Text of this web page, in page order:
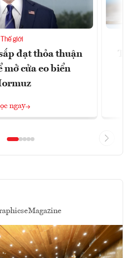
Thế giới
đạt thỏa thuận
cửa eo biển
ngay
eMagazine